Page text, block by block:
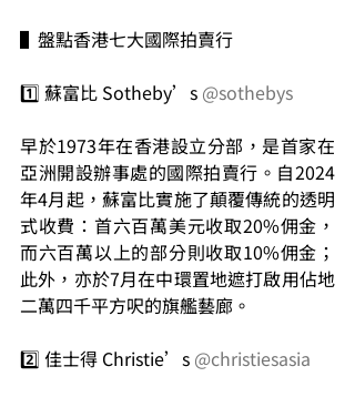
▌盤點香港七大國際拍賣行
1️⃣ 蘇富比 Sotheby’s @sothebys
早於1973年在香港設立分部，是首家在
亞洲開設辦事處的國際拍賣行。自2024
年4月起，蘇富比實施了顛覆傳統的透明
式收費：首六百萬美元收取20%佣金，
而六百萬以上的部分則收取10%佣金；
此外，亦於7月在中環置地遮打啟用佔地
二萬四千平方呎的旗艦藝廊。
2️⃣ 佳士得 Christie’s @christiesasia